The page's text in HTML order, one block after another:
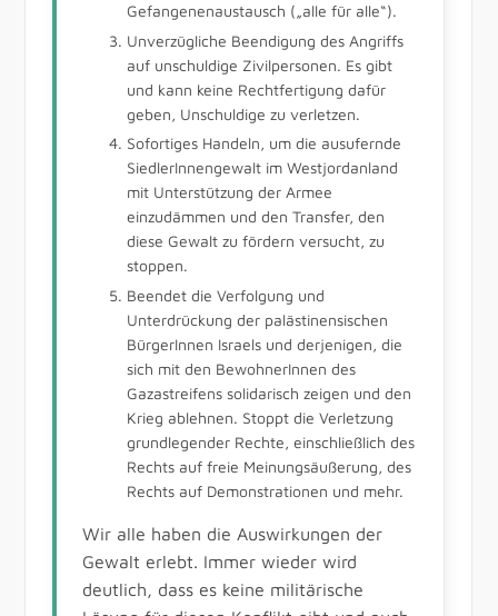
Gefangenenaustausch („alle für alle“).
Unverzügliche Beendigung des Angriffs
auf unschuldige Zivilpersonen. Es gibt
und kann keine Rechtfertigung dafür
geben, Unschuldige zu verletzen.
Sofortiges Handeln, um die ausufernde
SiedlerInnengewalt im Westjordanland
mit Unterstützung der Armee
einzudämmen und den Transfer, den
diese Gewalt zu fördern versucht, zu
stoppen.
Beendet die Verfolgung und
Unterdrückung der palästinensischen
BürgerInnen Israels und derjenigen, die
sich mit den BewohnerInnen des
Gazastreifens solidarisch zeigen und den
Krieg ablehnen. Stoppt die Verletzung
grundlegender Rechte, einschließlich des
Rechts auf freie Meinungsäußerung, des
Rechts auf Demonstrationen und mehr.
Wir alle haben die Auswirkungen der
Gewalt erlebt. Immer wieder wird
deutlich, dass es keine militärische